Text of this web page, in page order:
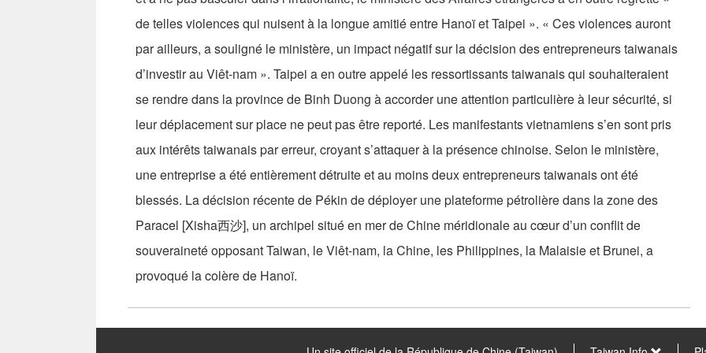
de telles violences qui nuisent à la longue amitié entre Hanoï et Taipei ». « Ces violences auront
par ailleurs, a souligné le ministère, un impact négatif sur la décision des entrepreneurs taiwanais
d’investir au Viêt-nam ». Taipei a en outre appelé les ressortissants taiwanais qui souhaiteraient
se rendre dans la province de Binh Duong à accorder une attention particulière à leur sécurité, si
leur déplacement sur place ne peut pas être reporté. Les manifestants vietnamiens s’en sont pris
aux intérêts taiwanais par erreur, croyant s’attaquer à la présence chinoise. Selon le ministère,
une entreprise a été entièrement détruite et au moins deux entrepreneurs taiwanais ont été
blessés. La décision récente de Pékin de déployer une plateforme pétrolière dans la zone des
Paracel [Xisha西沙], un archipel situé en mer de Chine méridionale au cœur d’un conflit de
souveraineté opposant Taiwan, le Viêt-nam, la Chine, les Philippines, la Malaisie et Brunei, a
provoqué la colère de Hanoï.